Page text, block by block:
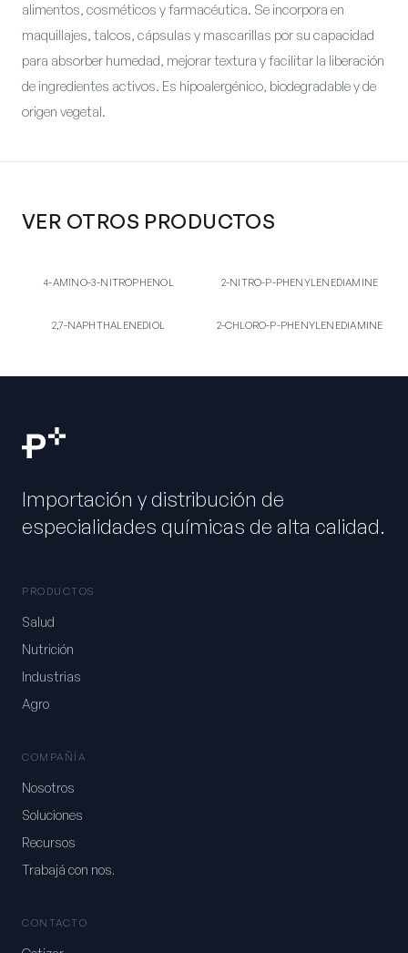
alimentos, cosméticos y farmacéutica. Se incorpora en
maquillajes, talcos, cápsulas y mascarillas por su capacidad
para absorber humedad, mejorar textura y facilitar la liberación
de ingredientes activos. Es hipoalergénico, biodegradable y de
origen vegetal.
VER OTROS PRODUCTOS
4-AM
4-AMINO-3-NITROPHENOL
2-NI
PHENYLENEDIAMINE
2-NITRO-P-PHENYLENEDIAMINE
2,7-
2,7-NAPHTHALENEDIOL
2-CH
PHENYLENEDIAMINE
2-CHLORO-P-PHENYLENEDIAMINE
Importación y distribución de
especialidades químicas de alta calidad.
PRODUCTOS
Salud
Nutrición
Industrias
Agro
COMPAÑÍA
Nosotros
Soluciones
Recursos
Trabajá con nos.
CONTACTO